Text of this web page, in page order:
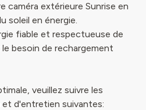
caméra extérieure Sunrise en
soleil en énergie.
fiable et respectueuse de
besoin de rechargement
veuillez suivre les
d'entretien suivantes: